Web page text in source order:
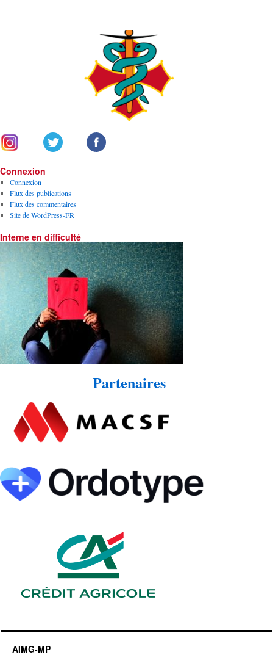
Connexion
Connexion
Flux des publications
Flux des commentaires
Site de WordPress-FR
Interne en difficulté
Partenaires
AIMG-MP